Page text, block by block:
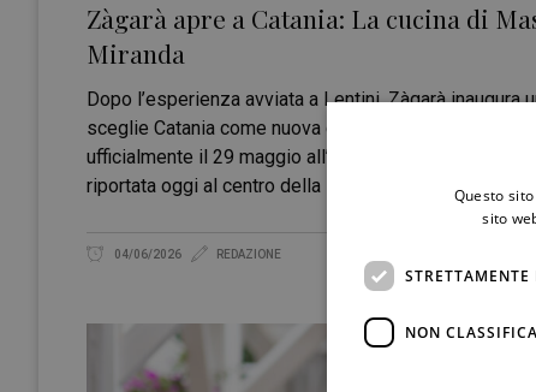
Zàgarà apre a Catania: La cucina di
Miranda
Dopo l’esperienza avviata a Lentini, Zàgarà
sceglie Catania come nuova casa. Il ristorante fine
ufficialmente il 29 maggio all’interno di Villa Reina
riportata oggi al centro della scena cittadina
04/06/2026 REDAZIONE
Questo
sito
STRETTAMENTE
NON